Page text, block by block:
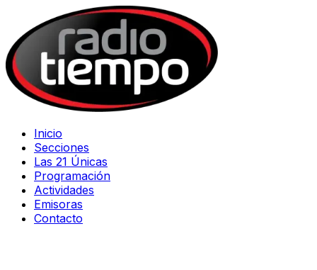
Inicio
Secciones
Las 21 Únicas
Programación
Actividades
Emisoras
Contacto